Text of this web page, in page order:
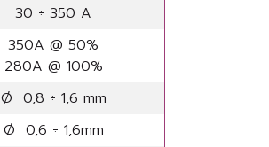
30 ÷ 350 A
350A @ 50%
280A @ 100%
Ø 0,8 ÷ 1,6 mm
Ø 0,6 ÷ 1,6mm